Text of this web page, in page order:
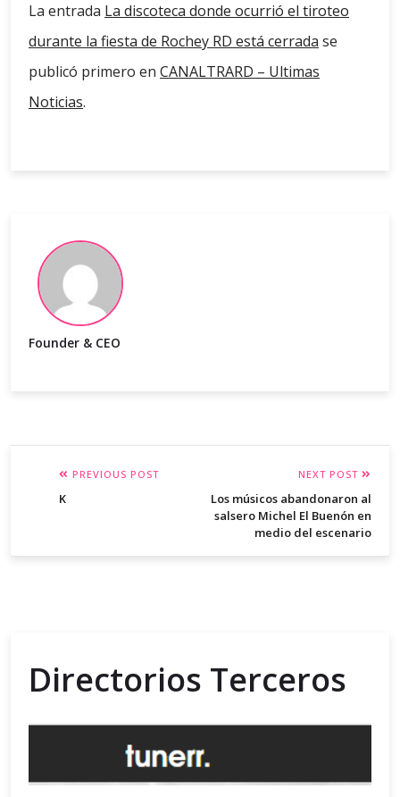
La entrada La discoteca donde ocurrió el tiroteo
durante la fiesta de Rochey RD está cerrada se
publicó primero en CANALTRARD – Ultimas
Noticias.
Founder & CEO
PREVIOUS POST
K
NEXT POST
Los músicos abandonaron al
salsero Michel El Buenón en
medio del escenario
Directorios Terceros